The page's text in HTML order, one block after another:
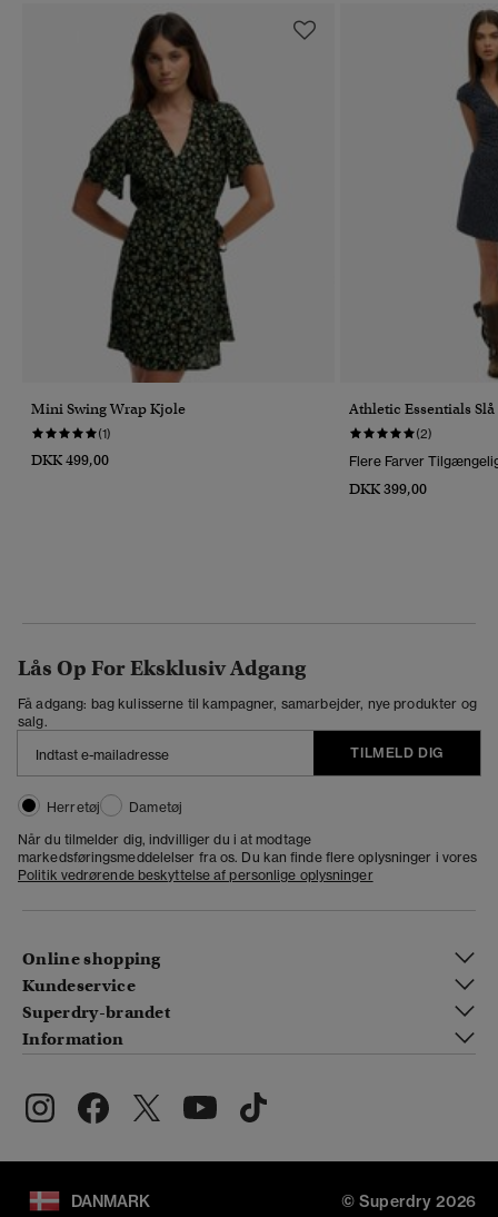
Mini Swing Wrap Kjole
(1)
DKK 499,00
Athletic Essentials
(2)
Flere Farver
DKK 399,00
Lås Op For Eksklusiv Adgang
Få adgang: bag kulisserne til kampagner, samarbejder, nye produkter og
salg.
TILMELD DIG
Herretøj
Dametøj
Når du tilmelder dig, indvilliger du i at modtage
markedsføringsmeddelelser fra os. Du kan finde flere oplysninger i vores
Politik vedrørende beskyttelse af personlige oplysninger
Online shopping
Kundeservice
Superdry-brandet
Information
DANMARK © Superdry 2026